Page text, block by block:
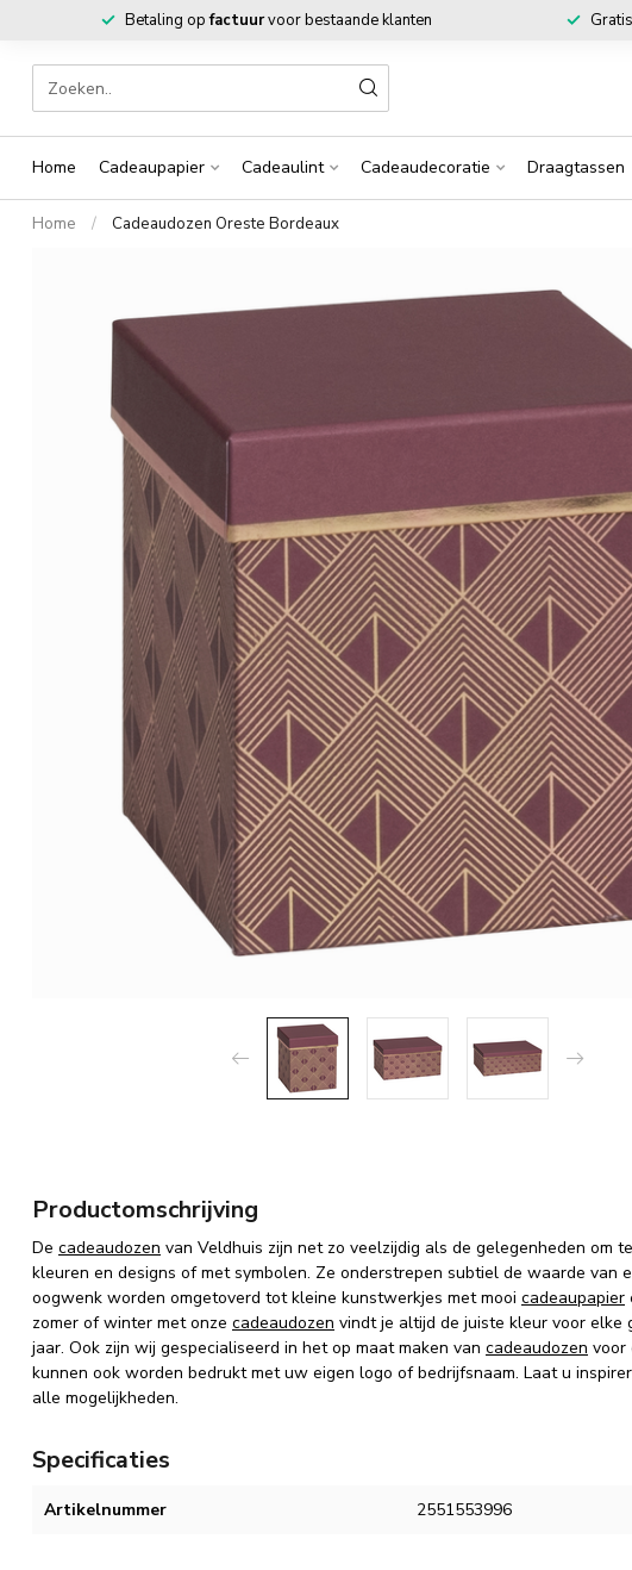
Betaling opfactuurvoor bestaande klanten Gratis
Home Cadeaupapier Cadeaulint Cadeaudecoratie Draagtassen
Home / Cadeaudozen Oreste Bordeaux
Productomschrijving
De cadeaudozen van Veldhuis zijn net zo veelzijdig als de gelegenheden om
kleuren en designs of met symbolen. Ze onderstrepen subtiel de waarde van
oogwenk worden omgetoverd tot kleine kunstwerkjes met mooi cadeaupapier
zomer of winter met onze cadeaudozen vindt je altijd de juiste kleur voor elke
jaar. Ook zijn wij gespecialiseerd in het op maat maken van cadeaudozen voor
kunnen ook worden bedrukt met uw eigen logo of bedrijfsnaam. Laat u
alle mogelijkheden.
Specificaties
Artikelnummer 2551553996